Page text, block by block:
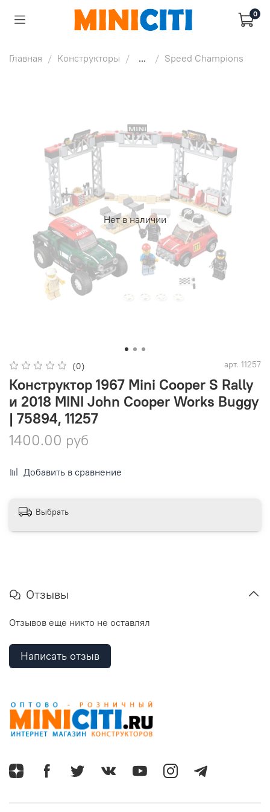
0
Главная Конструкторы ... Speed Champions
Нет в наличии
(0) арт. 11257
Конструктор 1967 Mini Cooper S Rally
и 2018 MINI John Cooper Works Buggy
| 75894, 11257
1400.00 руб
Добавить в сравнение
Выбрать
Отзывы
Отзывов еще никто не оставлял
Написать отзыв